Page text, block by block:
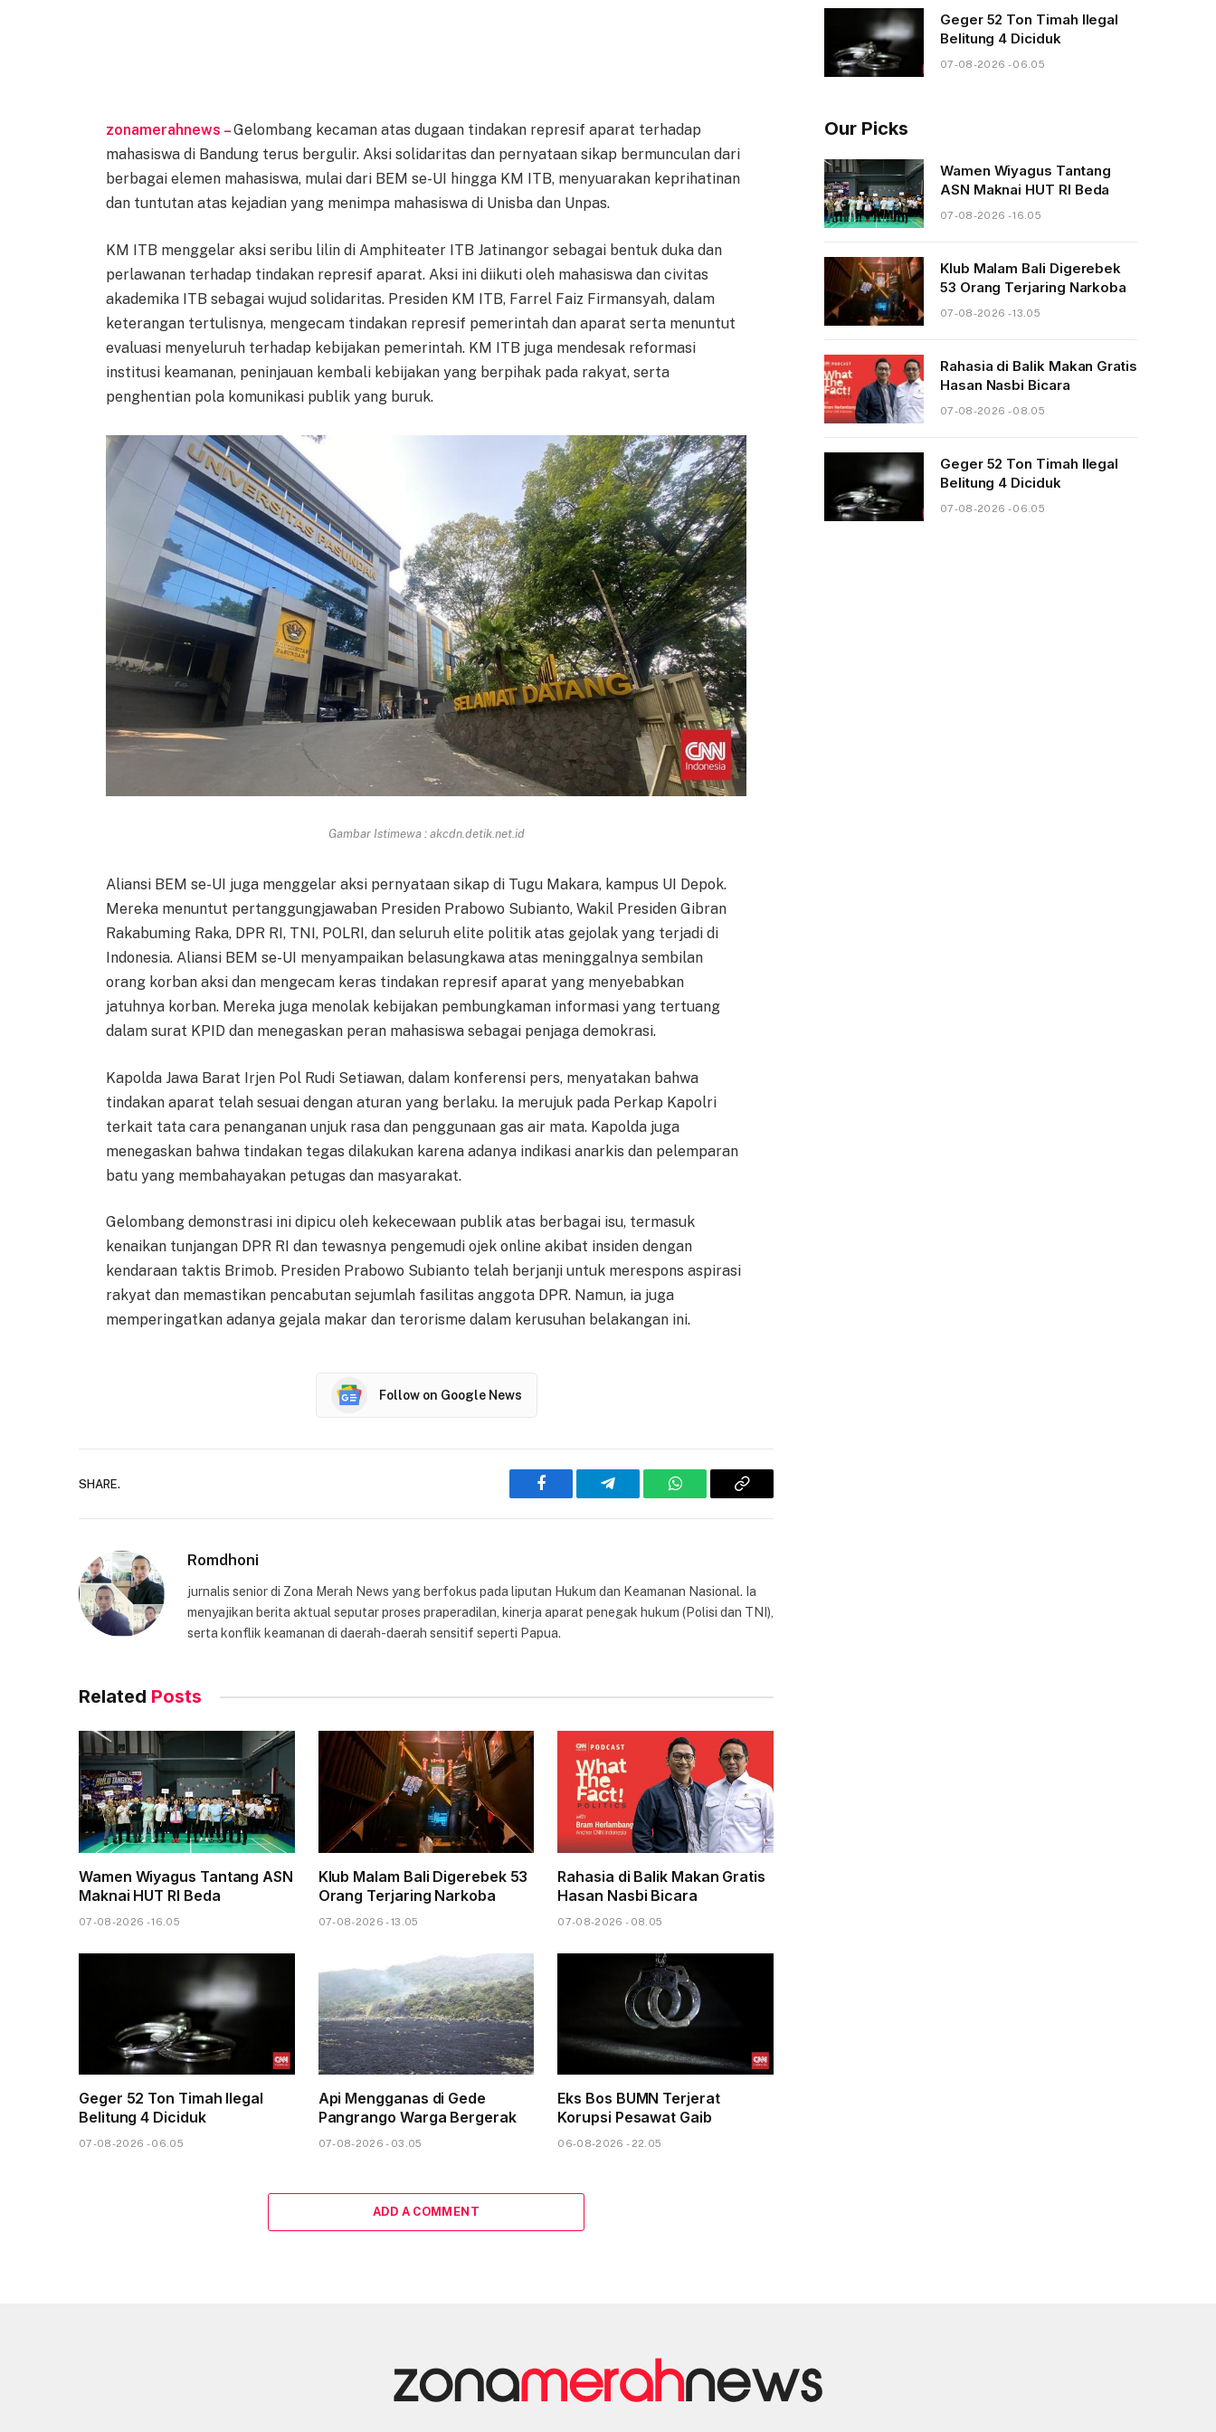
zonamerahnews –Gelombang kecaman atas dugaan tindakan represif aparat terhadap
mahasiswa di Bandung terus bergulir. Aksi solidaritas dan pernyataan sikap bermunculan dari
berbagai elemen mahasiswa, mulai dari BEM se-UI hingga KM ITB, menyuarakan keprihatinan
dan tuntutan atas kejadian yang menimpa mahasiswa di Unisba dan Unpas.
KM ITB menggelar aksi seribu lilin di Amphiteater ITB Jatinangor sebagai bentuk duka dan
perlawanan terhadap tindakan represif aparat. Aksi ini diikuti oleh mahasiswa dan civitas
akademika ITB sebagai wujud solidaritas. Presiden KM ITB, Farrel Faiz Firmansyah, dalam
keterangan tertulisnya, mengecam tindakan represif pemerintah dan aparat serta menuntut
evaluasi menyeluruh terhadap kebijakan pemerintah. KM ITB juga mendesak reformasi
institusi keamanan, peninjauan kembali kebijakan yang berpihak pada rakyat, serta
penghentian pola komunikasi publik yang buruk.
Gambar Istimewa : akcdn.detik.net.id
Aliansi BEM se-UI juga menggelar aksi pernyataan sikap di Tugu Makara, kampus UI Depok.
Mereka menuntut pertanggungjawaban Presiden Prabowo Subianto, Wakil Presiden Gibran
Rakabuming Raka, DPR RI, TNI, POLRI, dan seluruh elite politik atas gejolak yang terjadi di
Indonesia. Aliansi BEM se-UI menyampaikan belasungkawa atas meninggalnya sembilan
orang korban aksi dan mengecam keras tindakan represif aparat yang menyebabkan
jatuhnya korban. Mereka juga menolak kebijakan pembungkaman informasi yang tertuang
dalam surat KPID dan menegaskan peran mahasiswa sebagai penjaga demokrasi.
Kapolda Jawa Barat Irjen Pol Rudi Setiawan, dalam konferensi pers, menyatakan bahwa
tindakan aparat telah sesuai dengan aturan yang berlaku. Ia merujuk pada Perkap Kapolri
terkait tata cara penanganan unjuk rasa dan penggunaan gas air mata. Kapolda juga
menegaskan bahwa tindakan tegas dilakukan karena adanya indikasi anarkis dan pelemparan
batu yang membahayakan petugas dan masyarakat.
Gelombang demonstrasi ini dipicu oleh kekecewaan publik atas berbagai isu, termasuk
kenaikan tunjangan DPR RI dan tewasnya pengemudi ojek online akibat insiden dengan
kendaraan taktis Brimob. Presiden Prabowo Subianto telah berjanji untuk merespons aspirasi
rakyat dan memastikan pencabutan sejumlah fasilitas anggota DPR. Namun, ia juga
memperingatkan adanya gejala makar dan terorisme dalam kerusuhan belakangan ini.
Follow on Google News
SHARE.
Facebook Telegram WhatsAppCopy
Romdhoni
jurnalis senior di Zona Merah News yang berfokus pada liputan Hukum dan Keamanan Nasional. Ia
menyajikan berita aktual seputar proses praperadilan, kinerja aparat penegak hukum (Polisi dan TNI),
serta konflik keamanan di daerah-daerah sensitif seperti Papua.
Related Posts
Wamen Wiyagus Tantang ASN
Maknai HUT RI Beda
07-08-2026 - 16.05
Klub Malam Bali Digerebek 53
Orang Terjaring Narkoba
07-08-2026 - 13.05
Rahasia di Balik Makan Gratis
Hasan Nasbi Bicara
07-08-2026 - 08.05
Geger 52 Ton Timah Ilegal
Belitung 4 Diciduk
07-08-2026 - 06.05
Api Mengganas di Gede
Pangrango Warga Bergerak
07-08-2026 - 03.05
Eks Bos BUMN Terjerat
Korupsi Pesawat Gaib
06-08-2026 - 22.05
ADD A COMMENT
Geger 52 Ton Timah Ilegal
Belitung 4 Diciduk
07-08-2026 - 06.05
Our Picks
Wamen Wiyagus Tantang
ASN Maknai HUT RI Beda
07-08-2026 - 16.05
Klub Malam Bali Digerebek
53 Orang Terjaring Narkoba
07-08-2026 - 13.05
Rahasia di Balik Makan Gratis
Hasan Nasbi Bicara
07-08-2026 - 08.05
Geger 52 Ton Timah Ilegal
Belitung 4 Diciduk
07-08-2026 - 06.05